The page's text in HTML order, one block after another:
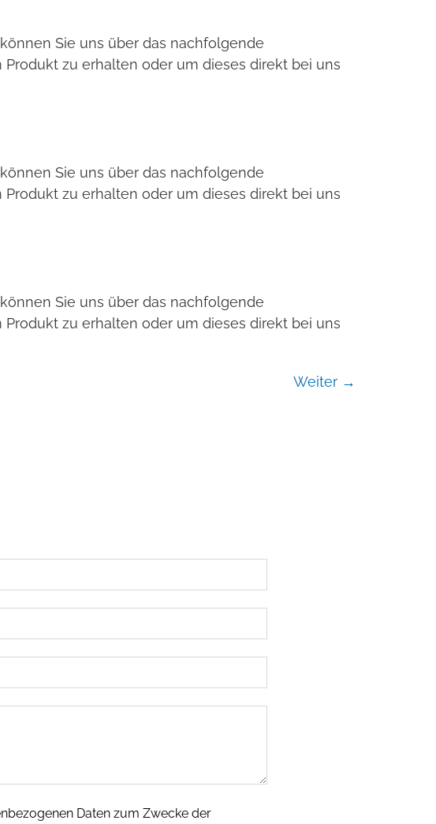
Sie uns über das nachfolgende
zu erhalten oder um dieses direkt bei uns
Sie uns über das nachfolgende
zu erhalten oder um dieses direkt bei uns
Sie uns über das nachfolgende
zu erhalten oder um dieses direkt bei uns
Weiter →
Daten zum Zwecke der